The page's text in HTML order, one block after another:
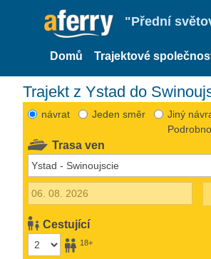
"Přední
Domů Trajektové
Trajekt z Ystad do
návrat Jeden směr
Jiný
Trasa ven
Cestující
18+